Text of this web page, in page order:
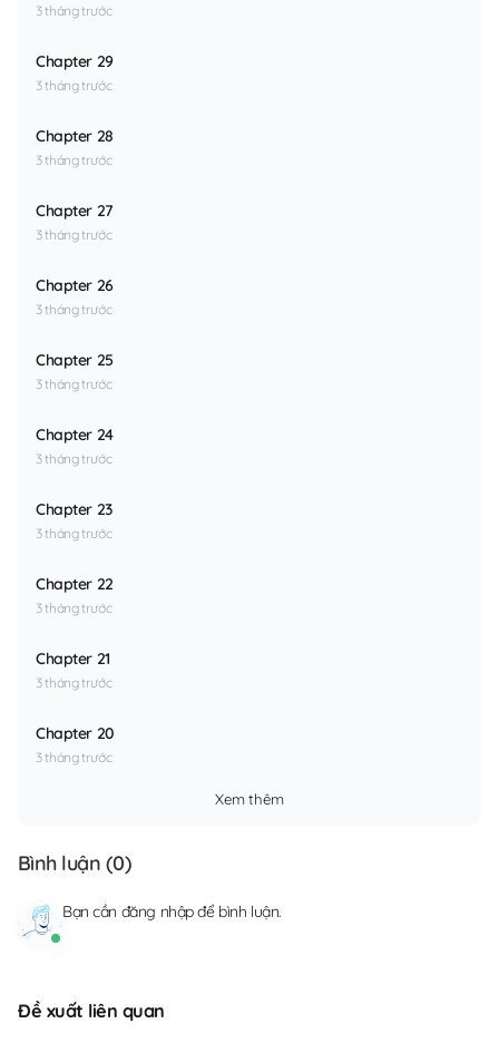
3 tháng trước
Chapter 29
3 tháng trước
Chapter 28
3 tháng trước
Chapter 27
3 tháng trước
Chapter 26
3 tháng trước
Chapter 25
3 tháng trước
Chapter 24
3 tháng trước
Chapter 23
3 tháng trước
Chapter 22
3 tháng trước
Chapter 21
3 tháng trước
Chapter 20
3 tháng trước
Xem thêm
Bình luận (0)
Bạn cần đăng nhậpđể bình luận.
Đề xuất liên quan